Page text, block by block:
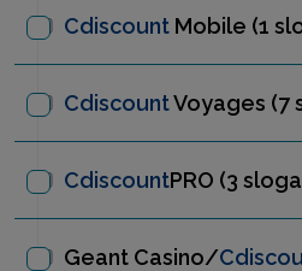
Cdiscount Mobile (1
CdiscountVoyages (7
CdiscountPRO (3
Geant Casino/